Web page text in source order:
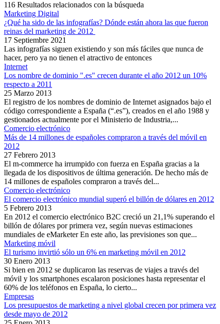
116 Resultados relacionados con la búsqueda
Marketing Digital
¿Qué ha sido de las infografías? Dónde están ahora las que fueron
reinas del marketing de 2012
17 Septiembre 2021
Las infografías siguen existiendo y son más fáciles que nunca de
hacer, pero ya no tienen el atractivo de entonces
Internet
Los nombre de dominio ".es" crecen durante el año 2012 un 10%
respecto a 2011
25 Marzo 2013
El registro de los nombres de dominio de Internet asignados bajo el
código correspondiente a España (“.es”), creados en el año 1988 y
gestionados actualmente por el Ministerio de Industria,...
Comercio electrónico
Más de 14 millones de españoles compraron a través del móvil en
2012
27 Febrero 2013
El m-commerce ha irrumpido con fuerza en España gracias a la
llegada de los dispositivos de última generación. De hecho más de
14 millones de españoles compraron a través del...
Comercio electrónico
El comercio electrónico mundial superó el billón de dólares en 2012
5 Febrero 2013
En 2012 el comercio electrónico B2C creció un 21,1% superando el
billón de dólares por primera vez, según nuevas estimaciones
mundiales de eMarketer En este año, las previsiones son que...
Marketing móvil
El turismo invirtió sólo un 6% en marketing móvil en 2012
30 Enero 2013
Si bien en 2012 se duplicaron las reservas de viajes a través del
móvil y los smartphones escalaron posiciones hasta representar el
60% de los teléfonos en España, lo cierto...
Empresas
Los presupuestos de marketing a nivel global crecen por primera vez
desde mayo de 2012